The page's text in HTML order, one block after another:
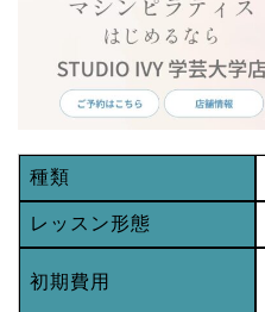
種類
レッスン形態
初期費用